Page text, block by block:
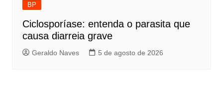
BP
Ciclosporíase: entenda o parasita que
causa diarreia grave
Geraldo Naves 5 de agosto de 2026